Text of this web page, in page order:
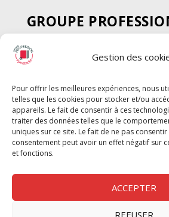
Gestion des
Pour offrir les meilleures expériences, nous
telles que les cookies pour stocker et/ou
appareils. Le fait de consentir à ces
traiter des données telles que le
uniques sur ce site. Le fait de ne pas
consentement peut avoir un effet négatif sur
et fonctions.
ACCEPTER
REFUSER
GROUPE
SPECTACLE
Chèque Intermittents
Chèque Compta
Chèque Emploi Spectacle
G-Pods
Profession Audio-visuel